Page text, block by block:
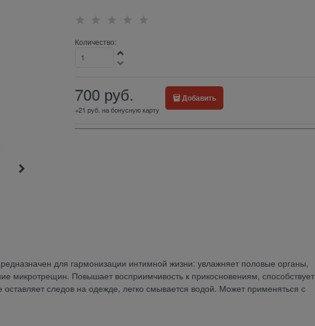
Количество:
700 руб.
+21 руб. на бонусную карту
Добавить
для гармонизации интимной жизни: увлажняет половые органы,
микротрещин. Повышает восприимчивость к прикосновениям, способствует
следов на одежде, легко смывается водой. Может применяться с